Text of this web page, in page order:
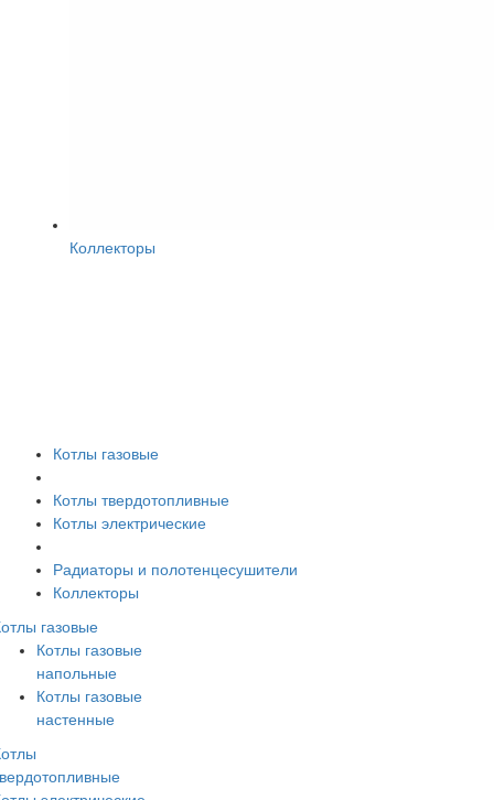
Коллекторы
Котлы газовые
Котлы твердотопливные
Котлы электрические
Радиаторы и полотенцесушители
Коллекторы
газовые
Котлы газовые
напольные
Котлы газовые
настенные